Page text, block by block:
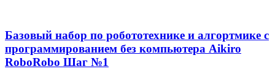
Базовый набор по робототехнике и алгортмике с
программированием без компьютера Aikiro
RoboRobo Шаг №1